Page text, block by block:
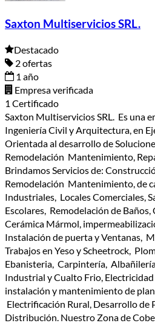
Saxton Multiservicios SRL.
Destacado
2 ofertas
1 año
Empresa verificada
1 Certificado
Saxton Multiservicios SRL. Es una
Ingeniería Civil y Arquitectura, en
Orientada al desarrollo de
Remodelación Mantenimiento,
Brindamos Servicios de:
Remodelación Mantenimiento, de
Industriales, Locales Comerciales,
Escolares, Remodelación de
Cerámica Mármol,
Instalación de puerta y Ventanas,
Trabajos en Yeso y Scheetrock,
Ebanisteria, Carpintería,
Industrial y Cualto Frio,
instalación y mantenimiento de
Electrificación Rural, Desarrollo de
Distribución. Nuestro Zona de